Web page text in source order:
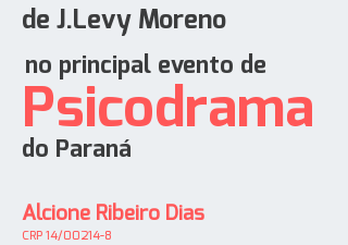
de J.Levy Moreno
no principal evento de
Psicodrama
do Paraná
Alcione Ribeiro Dias
CRP 14/00214-8